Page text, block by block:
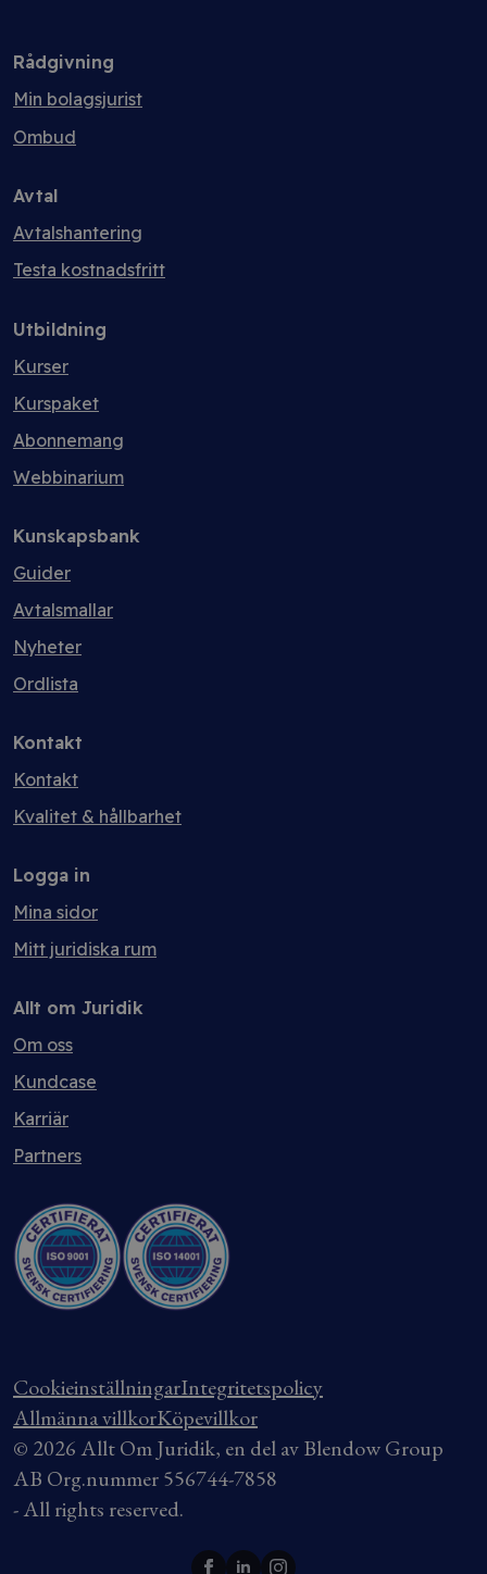
Rådgivning
Min bolagsjurist
Ombud
Avtal
Avtalshantering
Testa kostnadsfritt
Utbildning
Kurser
Kurspaket
Abonnemang
Webbinarium
Kunskapsbank
Guider
Avtalsmallar
Nyheter
Ordlista
Kontakt
Kontakt
Kvalitet & hållbarhet
Logga in
Mina sidor
Mitt juridiska rum
Allt om Juridik
Om oss
Kundcase
Karriär
Partners
CookieinställningarIntegritetspolicy
Allmänna villkorKöpevillkor
© 2026 Allt Om Juridik, en del av Blendow Group
AB Org.nummer 556744-7858
- All rights reserved.